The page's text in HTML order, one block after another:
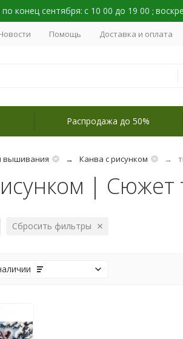
конец сентября: с 10 00 до 19 00 ;
Помощь Доставка и оплата
Распродажа до 50%
вышивания Канва с рисунком
|
Сбросить фильтры